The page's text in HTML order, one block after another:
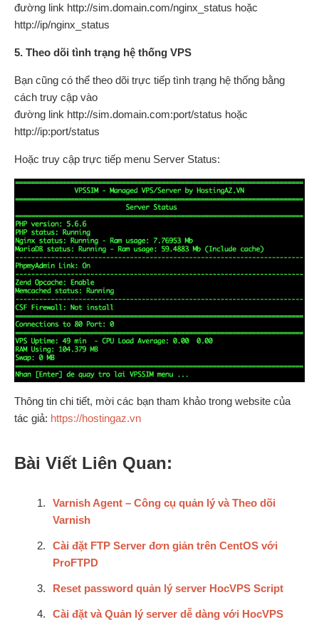
đường link http://sim.domain.com/nginx_status hoặc
http://ip/nginx_status
5. Theo dõi tình trạng hệ thống VPS
Bạn cũng có thể theo dõi trực tiếp tình trạng hệ thống bằng
cách truy cập vào
đường link http://sim.domain.com:port/status hoặc
http://ip:port/status
Hoặc truy cập trực tiếp menu Server Status:
Thông tin chi tiết, mời các bạn tham khảo trong website của
tác giả: https://hostingaz.vn
Bài Viết Liên Quan:
Varnish Agent – Công cụ quản lý và Theo dõi
Varnish
Cài đặt FTP Server đơn giản trên CentOS với
ProFTPD
Reset password quản lý server HocVPS Script
Cài đặt và Quản lý server dễ dàng với HocVPS